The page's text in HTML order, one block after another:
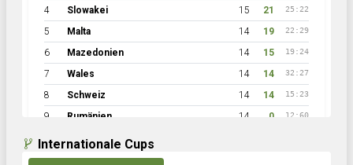
4 Slowakei 15 21 25:22
5 Malta 14 19 22:29
6 Mazedonien 14 15 19:24
7 Wales 14 14 32:27
8 Schweiz 14 14 15:23
9 Rumänien 14 0 12:60
Internationale Cups